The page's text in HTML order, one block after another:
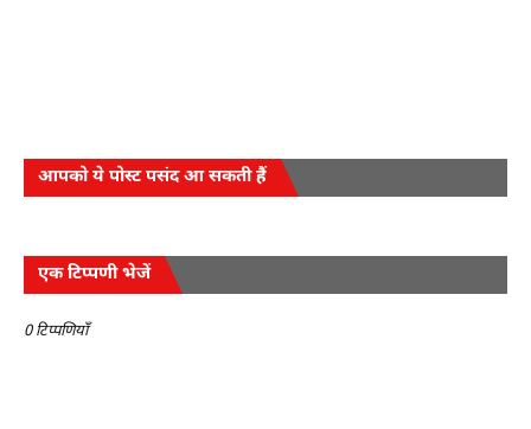
आपको ये पोस्ट पसंद आ सकती हैं
एक टिप्पणी भेजें
0 टिप्पणियाँ